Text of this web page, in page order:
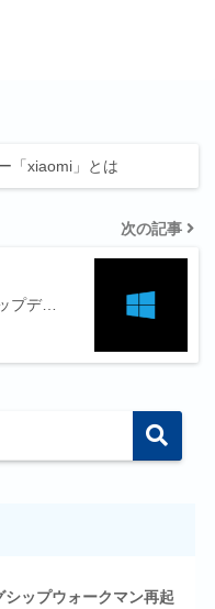
「xiaomi」とは
次の記事
プデ…
シップウォークマン再起